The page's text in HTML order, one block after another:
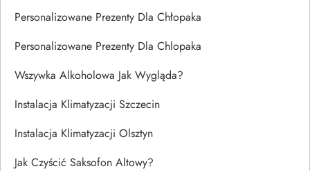
Personalizowane Prezenty Dla Chłopaka
Personalizowane Prezenty Dla Chlopaka
Wszywka Alkoholowa Jak Wygląda?
Instalacja Klimatyzacji Szczecin
Instalacja Klimatyzacji Olsztyn
Jak Czyścić Saksofon Altowy?